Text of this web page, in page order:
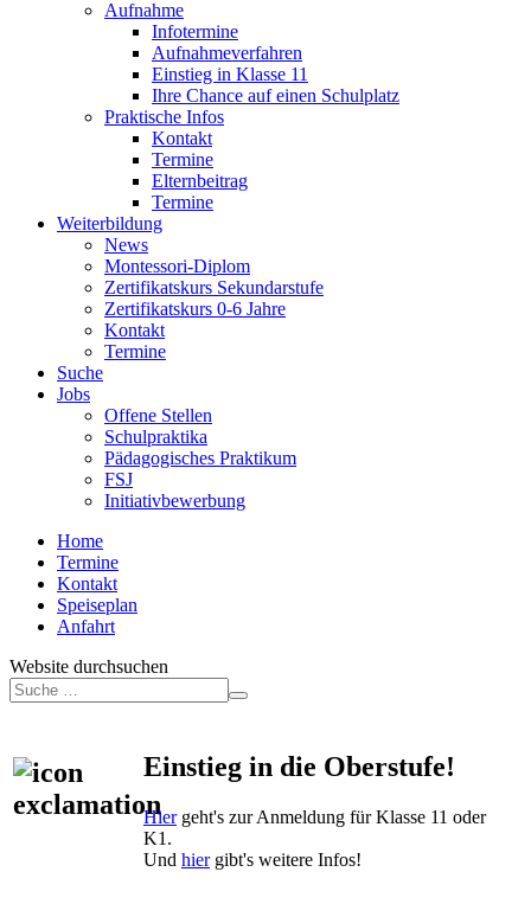
Aufnahme
Infotermine
Aufnahmeverfahren
Einstieg in Klasse 11
Ihre Chance auf einen Schulplatz
Praktische Infos
Kontakt
Termine
Elternbeitrag
Termine
Weiterbildung
News
Montessori-Diplom
Zertifikatskurs Sekundarstufe
Zertifikatskurs 0-6 Jahre
Kontakt
Termine
Suche
Jobs
Offene Stellen
Schulpraktika
Pädagogisches Praktikum
FSJ
Initiativbewerbung
Home
Termine
Kontakt
Speiseplan
Anfahrt
Website durchsuchen
Einstieg in die Oberstufe!
Hiergeht's zur Anmeldung für Klasse 11 oder
K1.
Und hiergibt's weitere Infos!